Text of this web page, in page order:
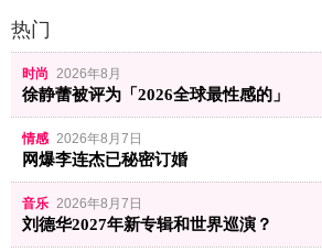
热门
时尚 2026年8月
徐静蕾被评为「2026全球最性感的」
情感 2026年8月7日
网爆李连杰已秘密订婚
音乐 2026年8月7日
刘德华2027年新专辑和世界巡演？